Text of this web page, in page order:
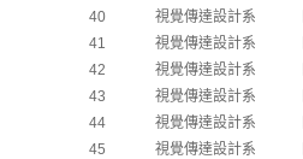
40
視覺傳達設計系
41
視覺傳達設計系
42
視覺傳達設計系
43
視覺傳達設計系
44
視覺傳達設計系
45
視覺傳達設計系